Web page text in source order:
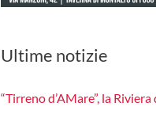
Ultime notizie
“Tirreno d’AMare”, la